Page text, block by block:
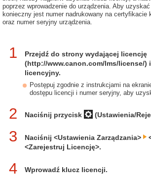
poprzez wprowadzenie do urządzenia. Aby
konieczny jest numer nadrukowany na certyfikacie
oraz numer seryjny urządzenia.
1
Przejdź do strony wydającej licencję
(http://www.canon.com/lms/license/)
licencyjny.
Postępuj zgodnie z instrukcjami na
dostępu licencji i numer seryjny, aby
2 Naciśnij przycisk (Ustawienia/
3 Naciśnij <Ustawienia Zarządzania>
<Zarejestruj Licencję>.
4 Wprowadź klucz licencji.